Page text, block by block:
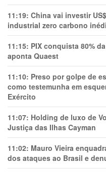
11:19: China vai investir
industrial zero carbono
11:15: PIX conquista 80%
aponta Quaest
11:10: Preso por golpe de
como testemunha em
Exército
11:07: Holding de luxo de
Justiça das Ilhas Cayman
11:02: Mauro Vieira
dos ataques ao Brasil e